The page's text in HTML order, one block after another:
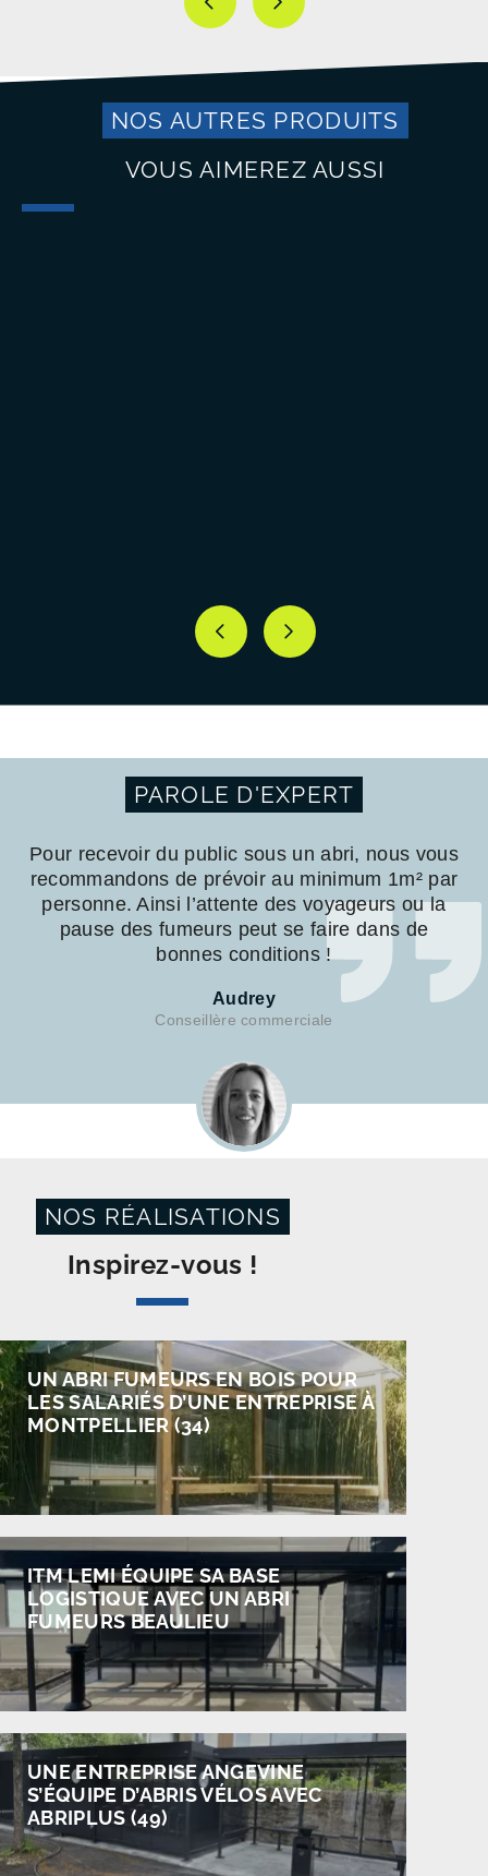
NOS AUTRES PRODUITS
VOUS AIMEREZ AUSSI
PAROLE D'EXPERT
Pour recevoir du public sous un abri, nous vous
recommandons de prévoir au minimum 1m² par
personne. Ainsi l’attente des voyageurs ou la
pause des fumeurs peut se faire dans de
bonnes conditions !
Audrey
Conseillère commerciale
NOS RÉALISATIONS
Inspirez-vous !
UN ABRI FUMEURS EN BOIS POUR
LES SALARIÉS D’UNE ENTREPRISE À
MONTPELLIER (34)
ITM LEMI ÉQUIPE SA BASE
LOGISTIQUE AVEC UN ABRI
FUMEURS BEAULIEU
UNE ENTREPRISE ANGEVINE
S’ÉQUIPE D’ABRIS VÉLOS AVEC
ABRIPLUS (49)